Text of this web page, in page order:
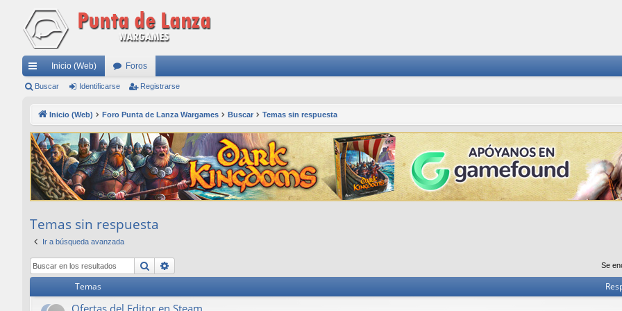
nl
rá
pi
do
Inicio (Web) Foros
Buscar Identificarse Registrarse
Inicio (Web) Foro Punta de Lanza Wargames Buscar Temas sin respuesta
Temas sin respuesta
Ir a búsqueda avanzada
Buscar Se
Temas